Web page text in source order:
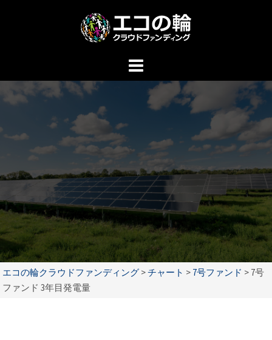
へ
ッ
エコの輪クラウドファンディング >チャート > 7号ファンド > 7号
ファンド 3年目発電量